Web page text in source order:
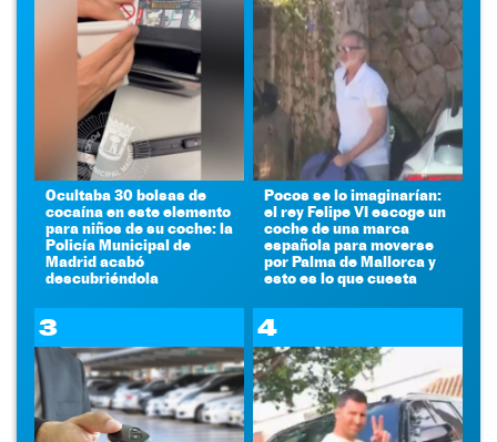
Ocultaba 30 bolsas de
cocaína en este elemento
para niños de su coche: la
Policía Municipal de
Madrid acabó
descubriéndola
Pocos se lo imaginarían:
el rey Felipe VI escoge un
coche de una marca
española para moverse
por Palma de Mallorca y
esto es lo que cuesta
3 4